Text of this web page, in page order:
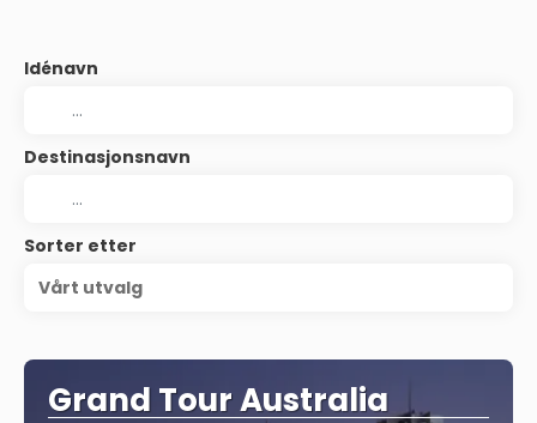
Idénavn
Destinasjonsnavn
Sorter etter
Vårt utvalg
Grand Tour Australia